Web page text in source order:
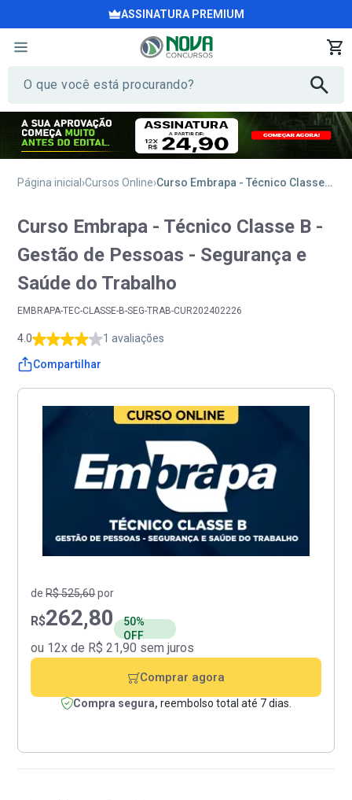
ASSINATURA PREMIUM
Página inicial Cursos Online Curso Embrapa - Técnico Classe B - Gestão de Pessoas - Segurança e Saúde do Trabalho
Curso Embrapa - Técnico Classe B -
Gestão de Pessoas - Segurança e
Saúde do Trabalho
EMBRAPA-TEC-CLASSE-B-SEG-TRAB-CUR202402226
4.0 1 avaliações
Compartilhar
deR$ 525,60por
R$262,80
50%
OFF
ou 12x de R$ 21,90 sem juros
Comprar agora
Compra segura, reembolso total até 7 dias.